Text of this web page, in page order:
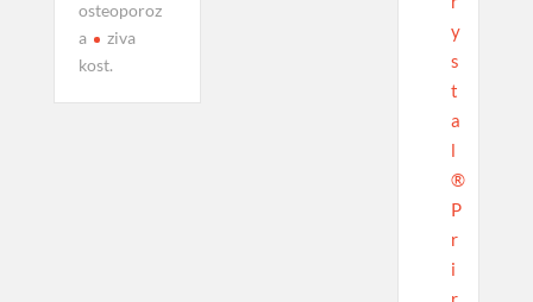
osteoporoz
a
ziva
kost.
y
s
t
a
l
®
P
r
i